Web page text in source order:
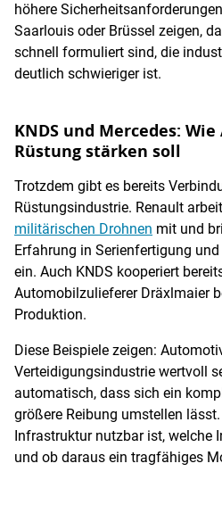
höhere
Saarlouis oder Brüssel zeigen,
schnell formuliert sind, die
deutlich schwieriger ist.
KNDS und Mercedes:
Rüstung stärken soll
Trotzdem gibt es bereits
Rüstungsindustrie. Renault
militärischen Drohnen mit und
Erfahrung in Serienfertigung
ein. Auch KNDS kooperiert
Automobilzulieferer Dräxlmaier
Produktion.
Diese Beispiele zeigen:
Verteidigungsindustrie wertvoll
automatisch, dass sich ein
größere Reibung umstellen
Infrastruktur nutzbar ist, welche
und ob daraus ein tragfähiges